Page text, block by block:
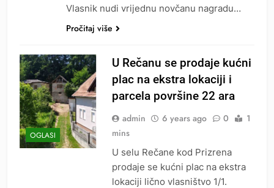
Vlasnik nudi vrijednu novčanu nagradu…
Pročitaj više
OGLASI
U Rečanu se prodaje kućni
plac na ekstra lokaciji i
parcela površine 22 ara
admin 6 years ago 0
1
mins
U selu Rečane kod Prizrena
prodaje se kućni plac na ekstra
lokaciji lično vlasništvo 1/1.